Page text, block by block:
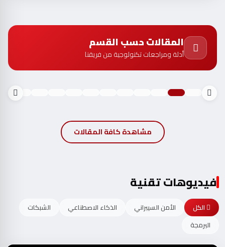
المقالات حسب القسم
أدلة ومراجعات تكنولوجية من فريقنا
مشاهدة كافة المقالات
فيديوهات تقنية
الكل الأمن السيبراني الذكاء الاصطناعي
الشبكات
البرمجة